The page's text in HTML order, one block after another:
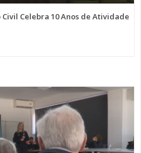
Celebra 10 Anos de Atividade